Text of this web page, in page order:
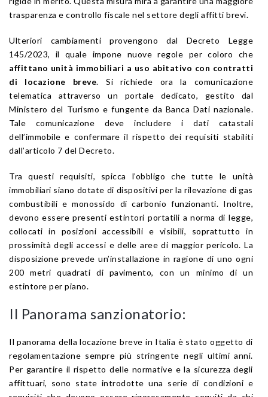
trasparenza e controllo fiscale nel settore degli affitti brevi.
Ulteriori cambiamenti provengono dal Decreto Legge
145/2023, il quale impone nuove regole per coloro che
affittano unità immobiliari a uso abitativo con contratti
di locazione breve. Si richiede ora la comunicazione
telematica attraverso un portale dedicato, gestito dal
Ministero del Turismo e fungente da Banca Dati nazionale.
Tale comunicazione deve includere i dati catastali
dell’immobile e confermare il rispetto dei requisiti stabiliti
dall’articolo 7 del Decreto.
Tra questi requisiti, spicca l’obbligo che tutte le unità
immobiliari siano dotate di dispositivi per la rilevazione di gas
combustibili e monossido di carbonio funzionanti. Inoltre,
devono essere presenti estintori portatili a norma di legge,
collocati in posizioni accessibili e visibili, soprattutto in
prossimità degli accessi e delle aree di maggior pericolo. La
disposizione prevede un’installazione in ragione di uno ogni
200 metri quadrati di pavimento, con un minimo di un
estintore per piano.
Il Panorama sanzionatorio:
Il panorama della locazione breve in Italia è stato oggetto di
regolamentazione sempre più stringente negli ultimi anni.
Per garantire il rispetto delle normative e la sicurezza degli
affittuari, sono state introdotte una serie di condizioni e